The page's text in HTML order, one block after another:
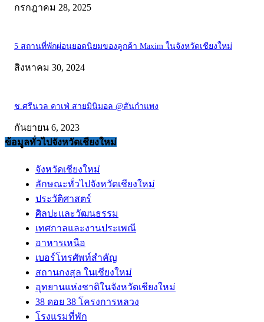
กรกฎาคม 28, 2025
5 สถานที่พักผ่อนยอดนิยมของลูกค้า Maxim ในจังหวัดเชียงใหม่
สิงหาคม 30, 2024
ช.ศรีนวล คาเฟ่ สายมินิมอล @สันกำแพง
กันยายน 6, 2023
ข้อมูลทั่วไปจังหวัดเชียงใหม่
จังหวัดเชียงใหม่
ลักษณะทั่วไปจังหวัดเชียงใหม่
ประวัติศาสตร์
ศิลปะและวัฒนธรรม
เทศกาลและงานประเพณี
อาหารเหนือ
เบอร์โทรศัพท์สำคัญ
สถานกงสุล ในเชียงใหม่
อุทยานแห่งชาติในจังหวัดเชียงใหม่
38 ดอย 38 โครงการหลวง
โรงแรมที่พัก